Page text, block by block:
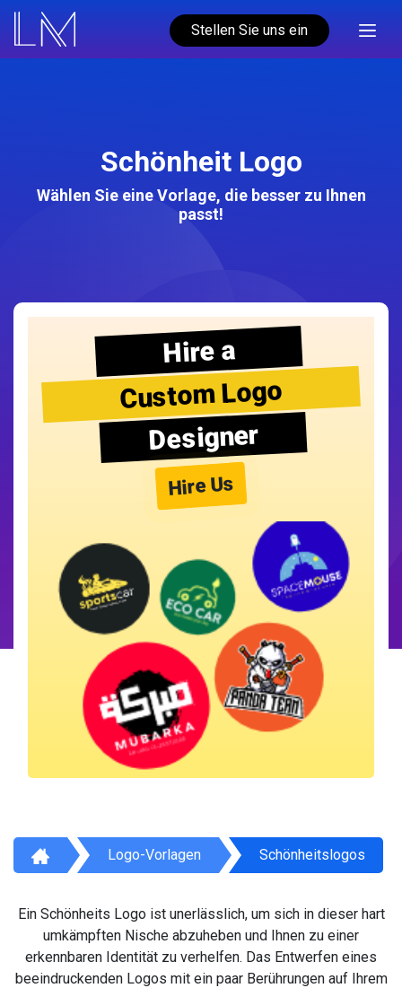
Stellen Sie uns ein
Schönheit Logo
Wählen Sie eine Vorlage, die besser zu Ihnen
passt!
Hire a
Custom Logo
Designer
Hire Us
Logo-Vorlagen Schönheitslogos
Ein Schönheits Logo ist unerlässlich, um sich in dieser hart
umkämpften Nische abzuheben und Ihnen zu einer
erkennbaren Identität zu verhelfen. Das Entwerfen eines
beeindruckenden Logos mit ein paar Berührungen auf Ihrem